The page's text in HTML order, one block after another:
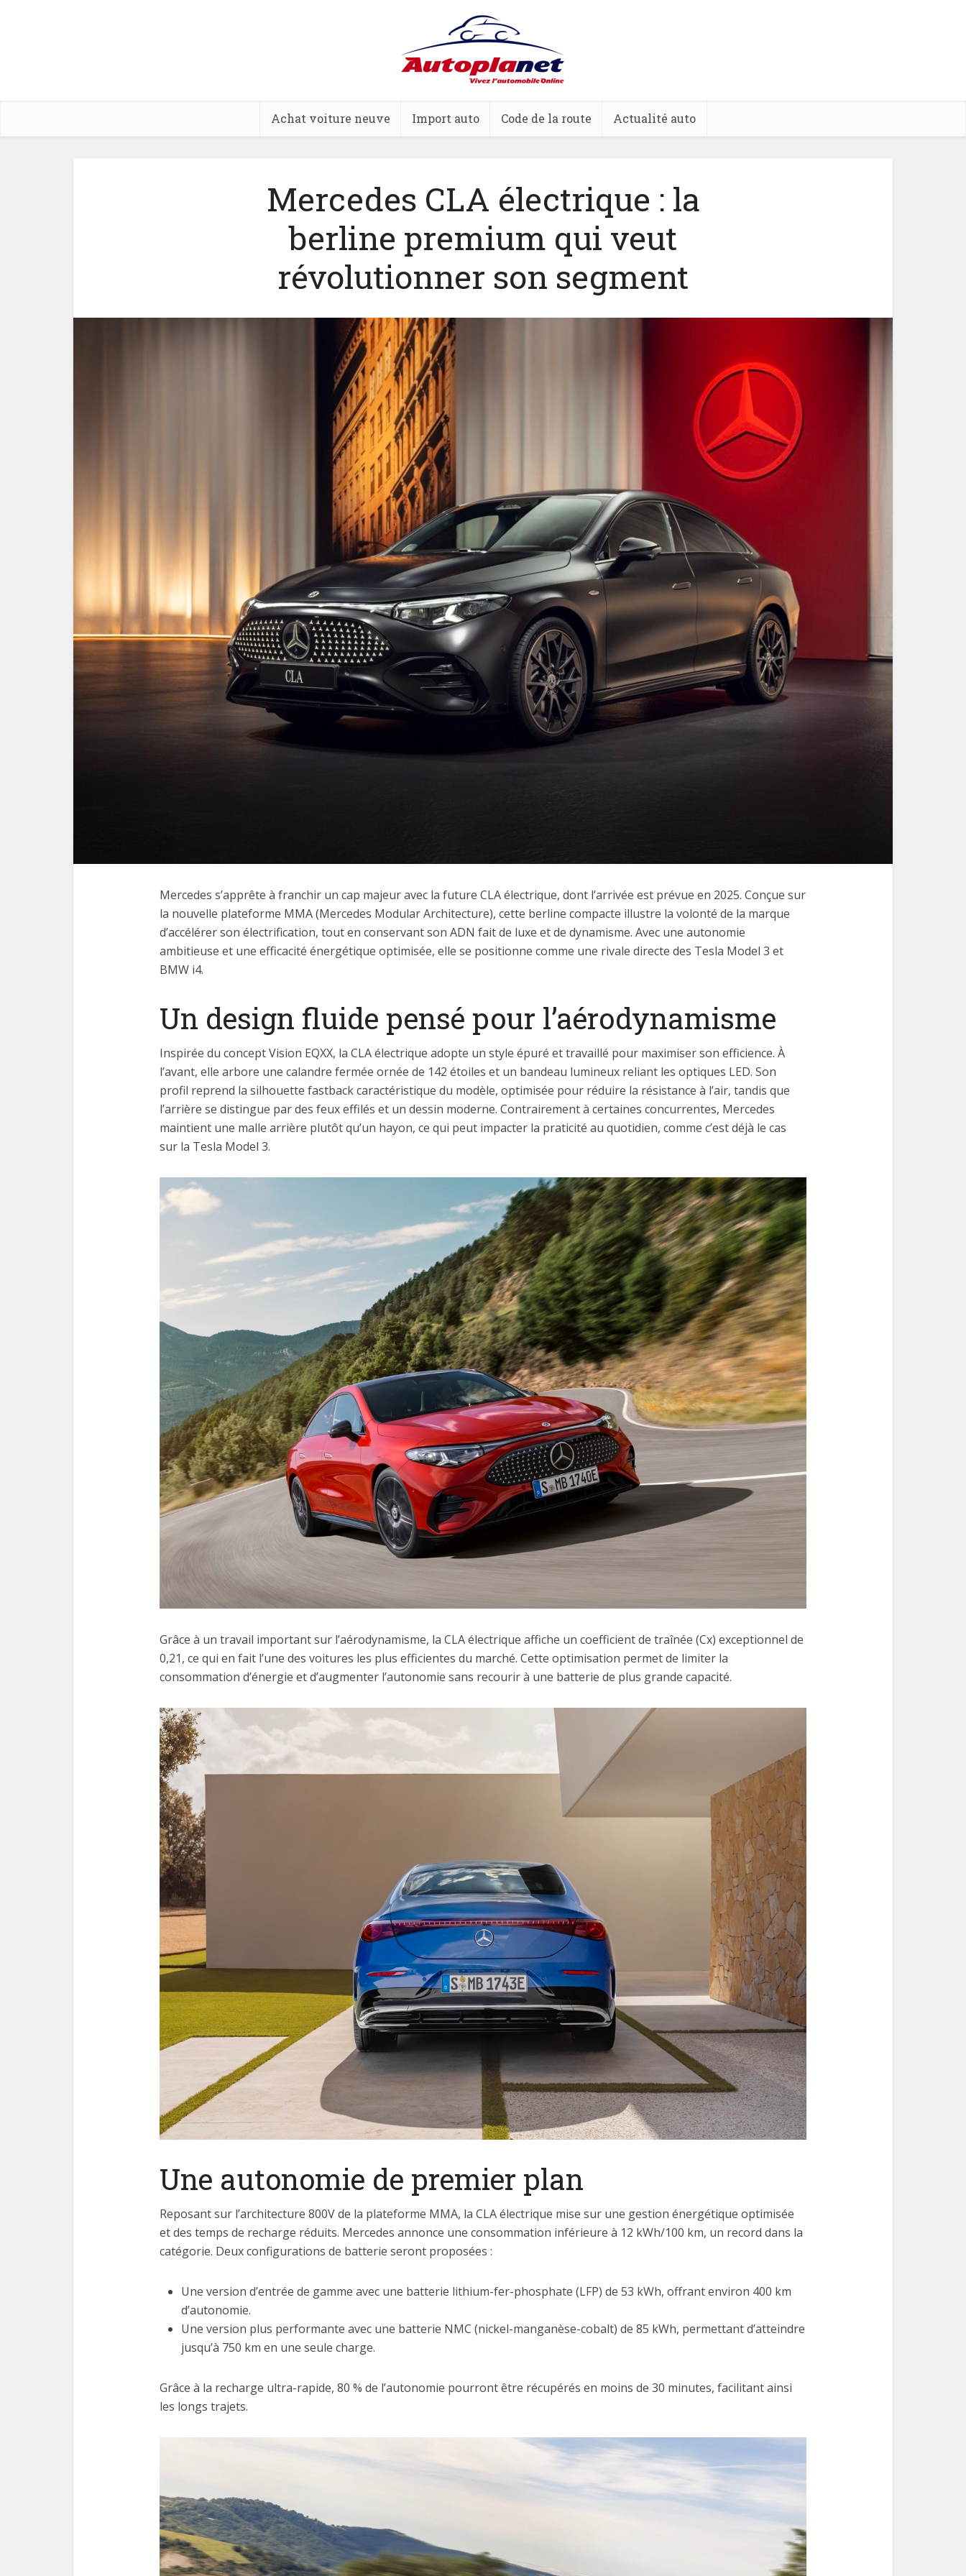
Achat voiture neuve Import auto Code de la route Actualité auto
Mercedes CLA électrique : la
berline premium qui veut
révolutionner son segment
Mercedes s’apprête à franchir un cap majeur avec la future CLA électrique, dont l’arrivée est prévue en 2025. Conçue sur
la nouvelle plateforme MMA (Mercedes Modular Architecture), cette berline compacte illustre la volonté de la marque
d’accélérer son électrification, tout en conservant son ADN fait de luxe et de dynamisme. Avec une autonomie
ambitieuse et une efficacité énergétique optimisée, elle se positionne comme une rivale directe des Tesla Model 3 et
BMW i4.
Un design fluide pensé pour l’aérodynamisme
Inspirée du concept Vision EQXX, la CLA électrique adopte un style épuré et travaillé pour maximiser son efficience. À
l’avant, elle arbore une calandre fermée ornée de 142 étoiles et un bandeau lumineux reliant les optiques LED. Son
profil reprend la silhouette fastback caractéristique du modèle, optimisée pour réduire la résistance à l’air, tandis que
l’arrière se distingue par des feux effilés et un dessin moderne. Contrairement à certaines concurrentes, Mercedes
maintient une malle arrière plutôt qu’un hayon, ce qui peut impacter la praticité au quotidien, comme c’est déjà le cas
sur la Tesla Model 3.
Grâce à un travail important sur l’aérodynamisme, la CLA électrique affiche un coefficient de traînée (Cx) exceptionnel de
0,21, ce qui en fait l’une des voitures les plus efficientes du marché. Cette optimisation permet de limiter la
consommation d’énergie et d’augmenter l’autonomie sans recourir à une batterie de plus grande capacité.
Une autonomie de premier plan
Reposant sur l’architecture 800V de la plateforme MMA, la CLA électrique mise sur une gestion énergétique optimisée
et des temps de recharge réduits. Mercedes annonce une consommation inférieure à 12 kWh/100 km, un record dans la
catégorie. Deux configurations de batterie seront proposées :
Une version d’entrée de gamme avec une batterie lithium-fer-phosphate (LFP) de 53 kWh, offrant environ 400 km
d’autonomie.
Une version plus performante avec une batterie NMC (nickel-manganèse-cobalt) de 85 kWh, permettant d’atteindre
jusqu’à 750 km en une seule charge.
Grâce à la recharge ultra-rapide, 80 % de l’autonomie pourront être récupérés en moins de 30 minutes, facilitant ainsi
les longs trajets.